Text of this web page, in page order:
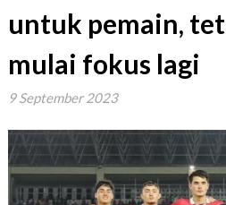
untuk pemain,
mulai fokus lagi
9 September 2023